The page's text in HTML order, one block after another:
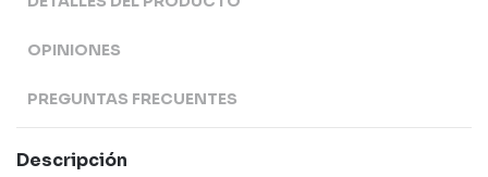
OPINIONES
PREGUNTAS FRECUENTES
Descripción